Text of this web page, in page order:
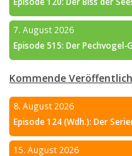
7. August 2026
Episode 515: Der Pechvogel-
Kommende
8. August 2026
Episode 124 (Wdh.): Der
15. August 2026